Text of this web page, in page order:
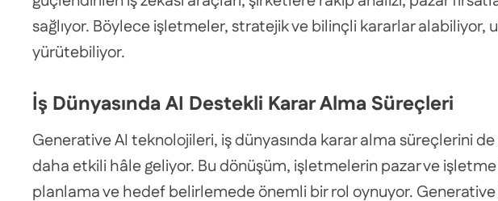
sağlıyor. Böylece işletmeler, stratejik ve bilinçli kararlar
yürütebiliyor.
İş Dünyasında AI Destekli Karar Alma Süreçleri
Generative AI teknolojileri, iş dünyasında karar alma süreçlerini
daha etkili hâle geliyor. Bu dönüşüm, işletmelerin pazar ve işletme
planlama ve hedef belirlemede önemli bir rol oynuyor.